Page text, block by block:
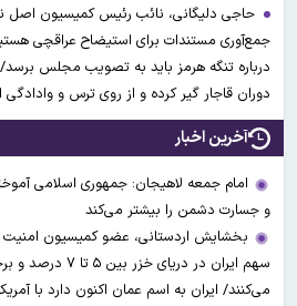
حاجی دلیگانی، نائب رئیس کمیسیون اصل
جمع‌آوری مستندات برای استیضاح عراقچی
درباره تنگه هرمز باید به تصویب مجلس برسد/
دوران قاجار گیر کرده و از روی ترس و
آخرین اخبار
امام جمعه لاهیجان: جمهوری اسلامی
و جسارت دشمن را بیشتر می‌کند
بخشایش اردستانی، عضو کمیسیون
می‌کنند/ ایران به اسم عمان اکنون دارد با